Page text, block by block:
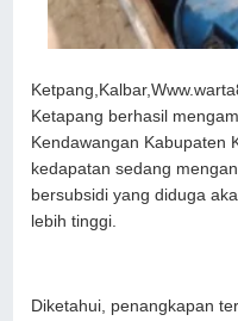
Ketapang berhasil
Kendawangan Kabupaten
kedapatan sedang
bersubsidi yang diduga
lebih tinggi.
Diketahui, penangkapan